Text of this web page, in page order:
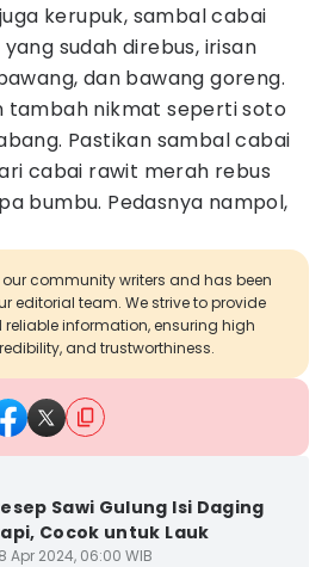
kerupuk, sambal cabai
sudah direbus, irisan
dan bawang goreng.
tambah nikmat seperti soto
Pastikan sambal cabai
cabai rawit merah rebus
bumbu. Pedasnya nampol,
community writers and has been
editorial team. We strive to provide
information, ensuring high
and trustworthiness.
Sawi Gulung Isi Daging
Cocok untuk Lauk
Apr 2024, 06:00 WIB